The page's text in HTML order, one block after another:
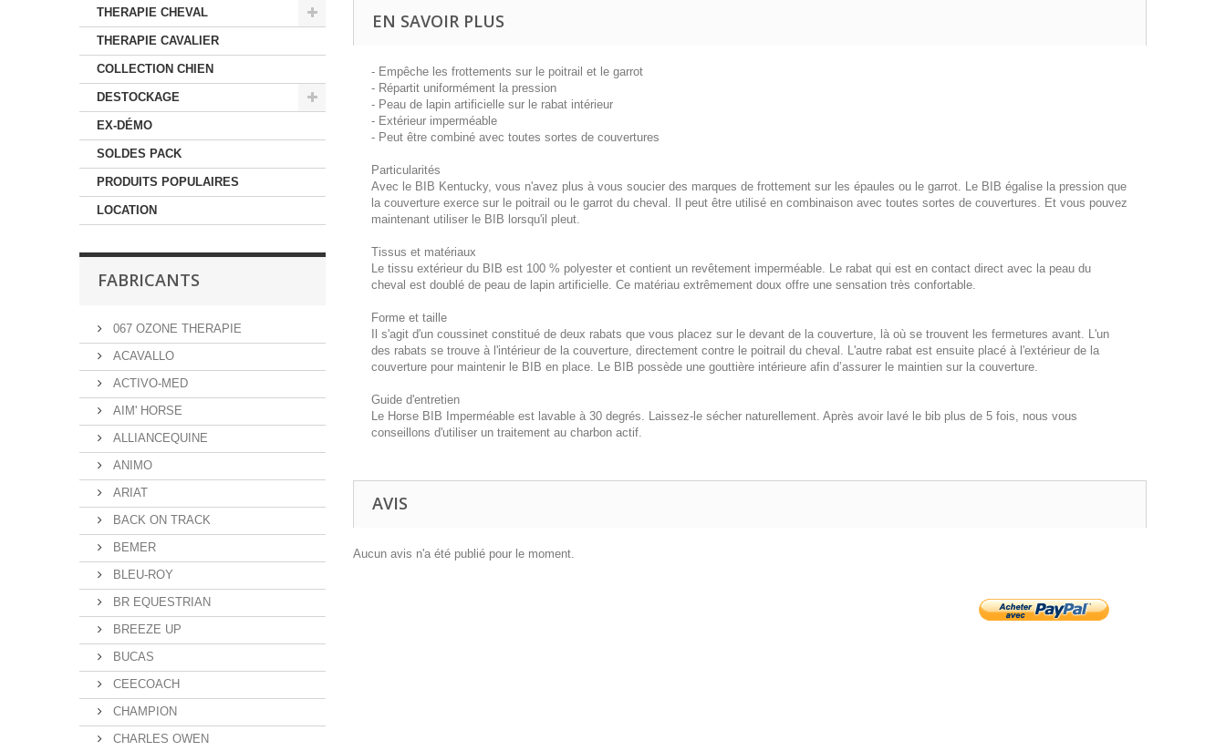
THERAPIE CHEVAL
THERAPIE CAVALIER
COLLECTION CHIEN
DESTOCKAGE
EX-DÉMO
SOLDES PACK
PRODUITS POPULAIRES
LOCATION
FABRICANTS
067 OZONE THERAPIE
ACAVALLO
ACTIVO-MED
AIM' HORSE
ALLIANCEQUINE
ANIMO
ARIAT
BACK ON TRACK
BEMER
BLEU-ROY
BR EQUESTRIAN
BREEZE UP
BUCAS
CEECOACH
CHAMPION
CHARLES OWEN
EN SAVOIR PLUS
- Empêche les frottements sur le poitrail et le garrot
- Répartit uniformément la pression
- Peau de lapin artificielle sur le rabat intérieur
- Extérieur imperméable
- Peut être combiné avec toutes sortes de couvertures
Particularités
Avec le BIB Kentucky, vous n'avez plus à vous soucier des marques de frottement sur les épaules ou le garrot. Le BIB égalise la pression que
la couverture exerce sur le poitrail ou le garrot du cheval. Il peut être utilisé en combinaison avec toutes sortes de couvertures. Et vous pouvez
maintenant utiliser le BIB lorsqu'il pleut.
Tissus et matériaux
Le tissu extérieur du BIB est 100 % polyester et contient un revêtement imperméable. Le rabat qui est en contact direct avec la peau du
cheval est doublé de peau de lapin artificielle. Ce matériau extrêmement doux offre une sensation très confortable.
Forme et taille
Il s'agit d'un coussinet constitué de deux rabats que vous placez sur le devant de la couverture, là où se trouvent les fermetures avant. L'un
des rabats se trouve à l'intérieur de la couverture, directement contre le poitrail du cheval. L'autre rabat est ensuite placé à l'extérieur de la
couverture pour maintenir le BIB en place. Le BIB possède une gouttière intérieure afin d’assurer le maintien sur la couverture.
Guide d'entretien
Le Horse BIB Imperméable est lavable à 30 degrés. Laissez-le sécher naturellement. Après avoir lavé le bib plus de 5 fois, nous vous
conseillons d'utiliser un traitement au charbon actif.
AVIS
Aucun avis n'a été publié pour le moment.